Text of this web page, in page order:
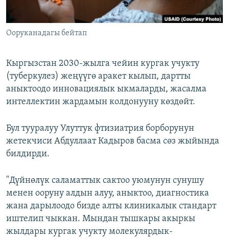
ЭЕ/АРнун бардык сайттары
Ооруканадагы бейтап
Кыргызстан 2030-жылга чейин кургак учукту
(туберкулез) жеңүүгө аракет кылып, дартты
аныктоодо инновациялык ыкмаларды, жасалма
интеллектин жардамын колдонууну көздөйт.
Бул тууралуу Улуттук фтизиатрия борборунун
жетекчиси Абдуллаат Кадыров басма сөз жыйында
билдирди.
"Дүйнөлүк саламаттык сактоо уюмунун сунушу
менен ооруну алдын алуу, аныктоо, диагностика
жана дарылоодо бизде алты клиникалык стандарт
иштелип чыккан. Мындан тышкары акыркы
жылдары кургак учукту молекулярдык-